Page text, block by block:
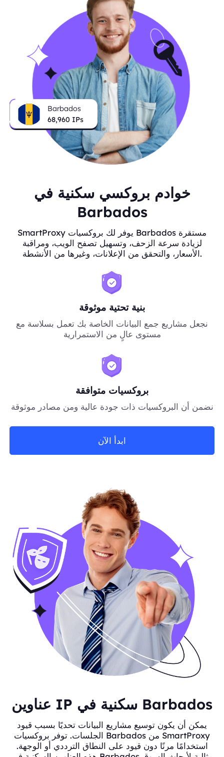
Barbados
68,960 IPs
خوادم بروكسي سكنية في
Barbados
SmartProxy يوفر لك بروكسيات Barbados مستقرة
لزيادة سرعة الزحف، وتسهيل تصفح الويب، ومراقبة
الأسعار، والتحقق من الإعلانات، وغيرها من الأنشطة.
بنية تحتية موثوقة
نجعل مشاريع جمع البيانات الخاصة بك تعمل بسلاسة مع
مستوى عالٍ من الاستمرارية
بروكسيات متوافقة
نضمن أن البروكسيات ذات جودة عالية ومن مصادر موثوقة
ابدأ الآن
عناوين IP سكنية في Barbados
يمكن أن يكون توسيع مشاريع البيانات تحديًا بسبب قيود
الجلسات. توفر بروكسيات Barbados من SmartProxy
استخدامًا مرنًا دون قيود على النطاق الترددي أو الوجهة.